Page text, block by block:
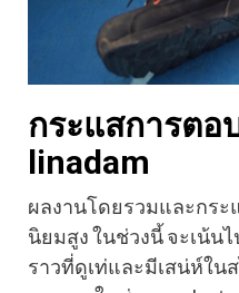
กระแสการตอ
linadam
ผลงานโดยรวมและกร
นิยมสูง ในช่วงนี้ จะเน้น
ราวที่ดูเท่และมีเสน่ห์ใน